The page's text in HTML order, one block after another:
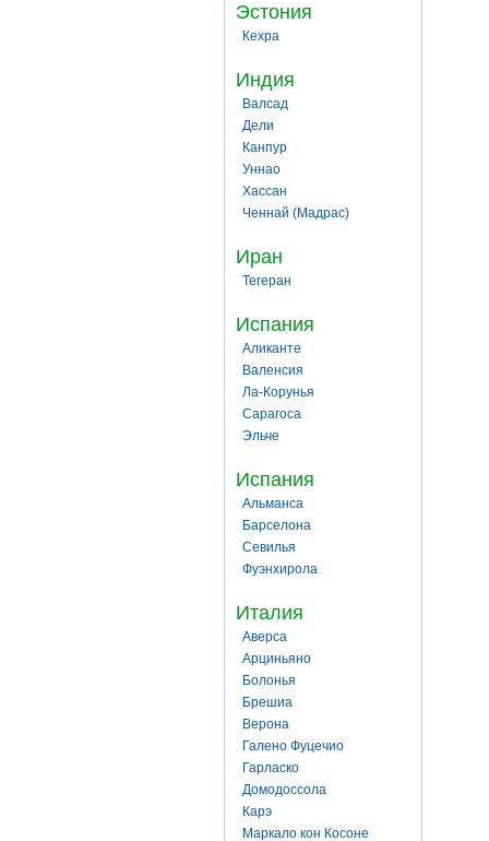
Эстония
Кехра
Индия
Валсад
Дели
Канпур
Уннао
Хассан
Ченнай (Мадрас)
Иран
Тегеран
Испания
Аликанте
Валенсия
Ла-Корунья
Сарагоса
Эльче
Испания
Альманса
Барселона
Севилья
Фуэнхирола
Италия
Аверса
Арциньяно
Болонья
Брешиа
Верона
Галено Фуцечио
Гарласко
Домодоссола
Карэ
Маркало кон Косоне